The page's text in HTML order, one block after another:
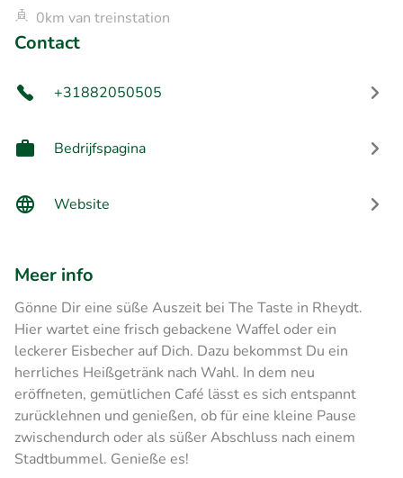
0km van treinstation
Contact
+31882050505
Bedrijfspagina
Website
Meer info
Gönne Dir eine süße Auszeit bei The Taste in Rheydt.
Hier wartet eine frisch gebackene Waffel oder ein
leckerer Eisbecher auf Dich. Dazu bekommst Du ein
herrliches Heißgetränk nach Wahl. In dem neu
eröffneten, gemütlichen Café lässt es sich entspannt
zurücklehnen und genießen, ob für eine kleine Pause
zwischendurch oder als süßer Abschluss nach einem
Stadtbummel. Genieße es!